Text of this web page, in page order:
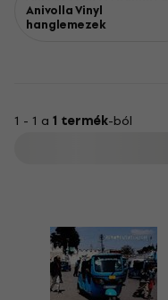
Anivolla Vinyl
hanglemezek
1 - 1 a 1 termék-ból